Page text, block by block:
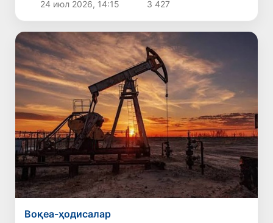
24 июл 2026, 14:15 3 427
Воқеа-ҳодисалар